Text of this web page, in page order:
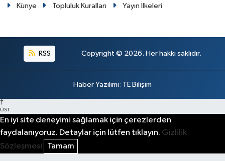
Künye
Topluluk Kuralları Yayın İlkeleri
RSS Copyright © 2026. Her hakkı saklıdır.
Haber Yazılımı: TE Bilişim
ÜST
En iyi site deneyimi sağlamak için çerezlerden
faydalanıyoruz. Detaylar için lütfen tıklayın. Gizlilik
Sözleşmesi
Tamam